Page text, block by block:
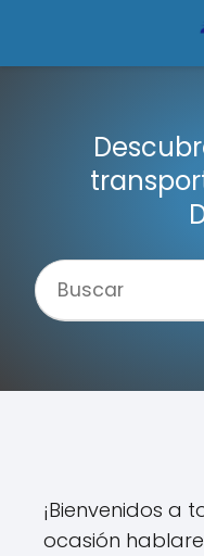
¡Bienvenidos a
ocasión